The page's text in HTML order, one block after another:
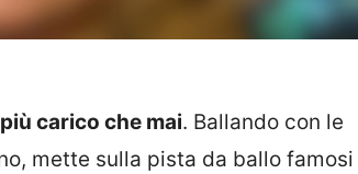
carico che mai. Ballando con le
mette sulla pista da ballo famosi